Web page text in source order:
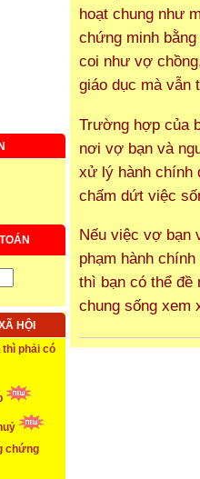
HỘI
phải có
chứng
chi tiết
chi tiết
chi tiết
hoạt chung như
chứng minh
coi như vợ
giáo dục mà vẫn
Trường hợp của
nơi vợ bạn và
xử lý hành chính
chấm dứt việc
Nếu việc vợ bạn
phạm hành
thì bạn có thể đề
chung sống xem